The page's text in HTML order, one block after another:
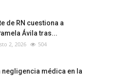
de RN cuestiona a
Ávila tras...
2, 2026 504
negligencia médica en la